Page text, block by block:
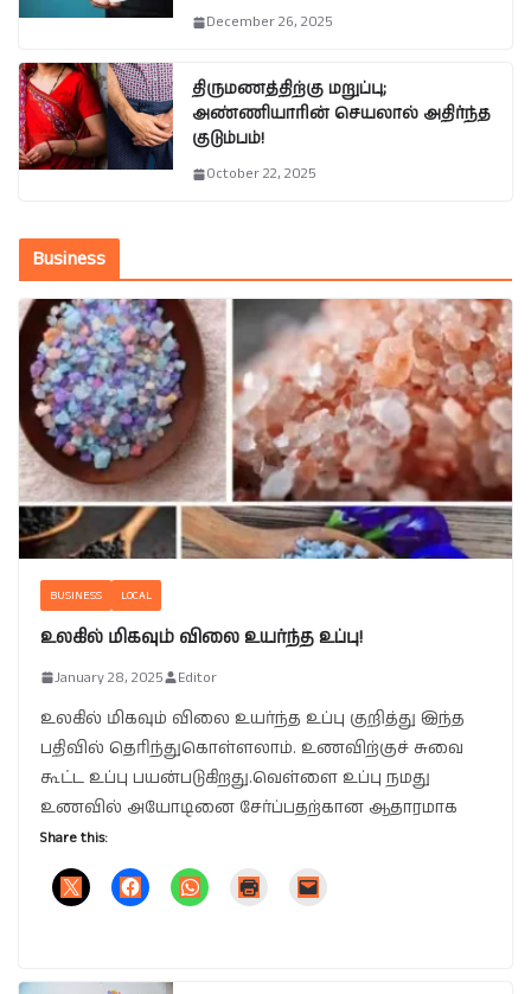
December 26, 2025
திருமணத்திற்கு மறுப்பு;
அண்ணியாரின் செயலால் அதிர்ந்த
குடும்பம்!
October 22, 2025
Business
BUSINESS LOCAL
உலகில் மிகவும் விலை உயர்ந்த உப்பு!
January 28, 2025 Editor
உலகில் மிகவும் விலை உயர்ந்த உப்பு குறித்து இந்த
பதிவில் தெரிந்துகொள்ளலாம். உணவிற்குச் சுவை
கூட்ட உப்பு பயன்படுகிறது.வெள்ளை உப்பு நமது
உணவில் அயோடினை சேர்ப்பதற்கான ஆதாரமாக
Share this: